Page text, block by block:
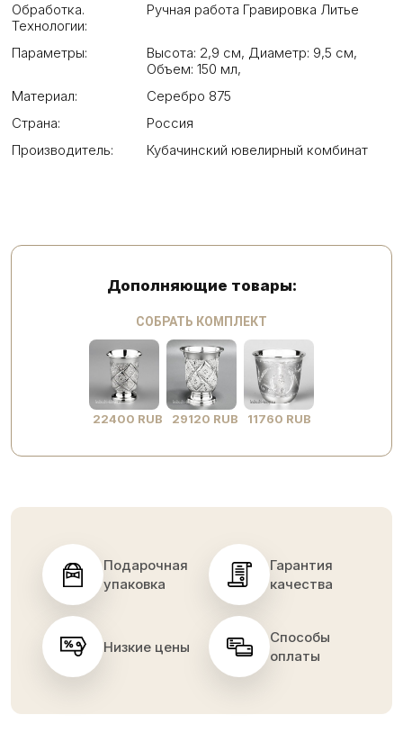
Обработка.
Технологии:
Ручная работа Гравировка Литье
Параметры: Высота: 2,9 см, Диаметр: 9,5 см,
Объем: 150 мл,
Материал:
Серебро 875
Страна:
Россия
Производитель:
Кубачинский ювелирный комбинат
Дополняющие товары:
СОБРАТЬ КОМПЛЕКТ
22400 RUB 29120 RUB 11760 RUB
Подарочная
упаковка
Гарантия
качества
Низкие цены
Способы
оплаты